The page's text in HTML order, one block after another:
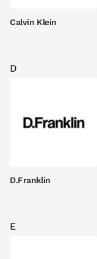
Calvin Klein
D
D.Franklin
E